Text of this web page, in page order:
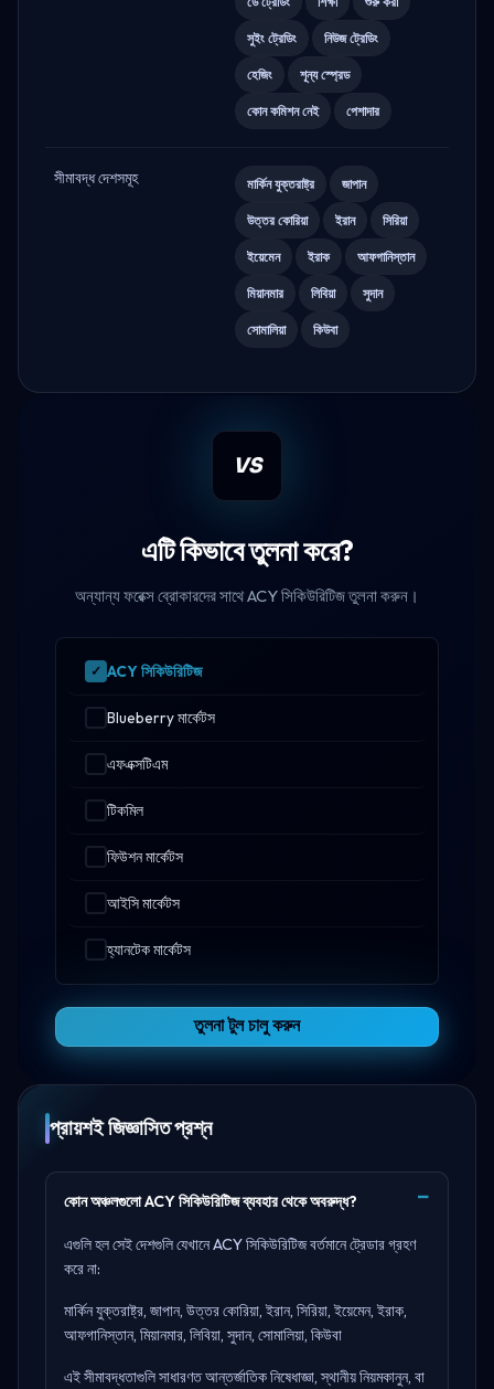
সুইং ট্রেডিং নিউজ ট্রেডিং
হেজিং শূন্য স্প্রেড
কোন কমিশন নেই পেশাদার
সীমাবদ্ধ দেশসমূহ মার্কিন যুক্তরাষ্ট্র জাপান
উত্তর কোরিয়া ইরান সিরিয়া
ইয়েমেন ইরাক আফগানিস্তান
মিয়ানমার লিবিয়া সুদান
সোমালিয়া কিউবা
VS
এটি কিভাবে তুলনা করে?
অন্যান্য ফরেক্স ব্রোকারদের সাথে ACY সিকিউরিটিজ তুলনা করুন।
ACY সিকিউরিটিজ
Blueberry মার্কেটস
এফএক্সটিএম
টিকমিল
ফিউশন মার্কেটস
আইসি মার্কেটস
হ্যানটেক মার্কেটস
তুলনা টুল চালু করুন
প্রায়শই জিজ্ঞাসিত প্রশ্ন
কোন অঞ্চলগুলো ACY সিকিউরিটিজ ব্যবহার থেকে অবরুদ্ধ?
এগুলি হল সেই দেশগুলি যেখানে ACY সিকিউরিটিজ বর্তমানে ট্রেডার গ্রহণ
করে না:
মার্কিন যুক্তরাষ্ট্র, জাপান, উত্তর কোরিয়া, ইরান, সিরিয়া, ইয়েমেন, ইরাক,
আফগানিস্তান, মিয়ানমার, লিবিয়া, সুদান, সোমালিয়া, কিউবা
এই সীমাবদ্ধতাগুলি সাধারণত আন্তর্জাতিক নিষেধাজ্ঞা, স্থানীয় নিয়মকানুন, বা